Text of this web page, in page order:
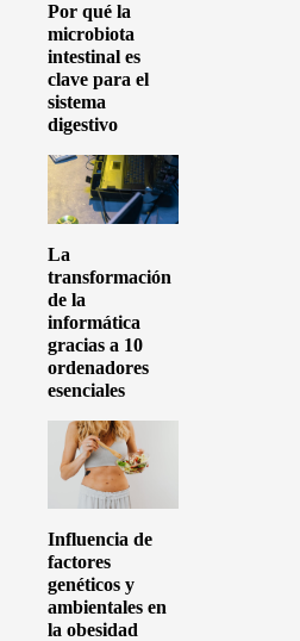
Por qué la
microbiota
intestinal es
clave para el
sistema
digestivo
La
transformación
de la
informática
gracias a 10
ordenadores
esenciales
Influencia de
factores
genéticos y
ambientales en
la obesidad